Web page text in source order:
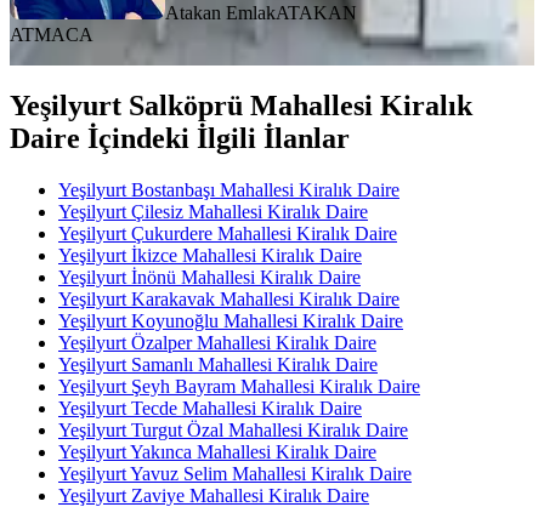
Atakan EmlakATAKAN
ATMACA
Yeşilyurt Salköprü Mahallesi Kiralık
Daire İçindeki İlgili İlanlar
Yeşilyurt Bostanbaşı Mahallesi Kiralık Daire
Yeşilyurt Çilesiz Mahallesi Kiralık Daire
Yeşilyurt Çukurdere Mahallesi Kiralık Daire
Yeşilyurt İkizce Mahallesi Kiralık Daire
Yeşilyurt İnönü Mahallesi Kiralık Daire
Yeşilyurt Karakavak Mahallesi Kiralık Daire
Yeşilyurt Koyunoğlu Mahallesi Kiralık Daire
Yeşilyurt Özalper Mahallesi Kiralık Daire
Yeşilyurt Samanlı Mahallesi Kiralık Daire
Yeşilyurt Şeyh Bayram Mahallesi Kiralık Daire
Yeşilyurt Tecde Mahallesi Kiralık Daire
Yeşilyurt Turgut Özal Mahallesi Kiralık Daire
Yeşilyurt Yakınca Mahallesi Kiralık Daire
Yeşilyurt Yavuz Selim Mahallesi Kiralık Daire
Yeşilyurt Zaviye Mahallesi Kiralık Daire